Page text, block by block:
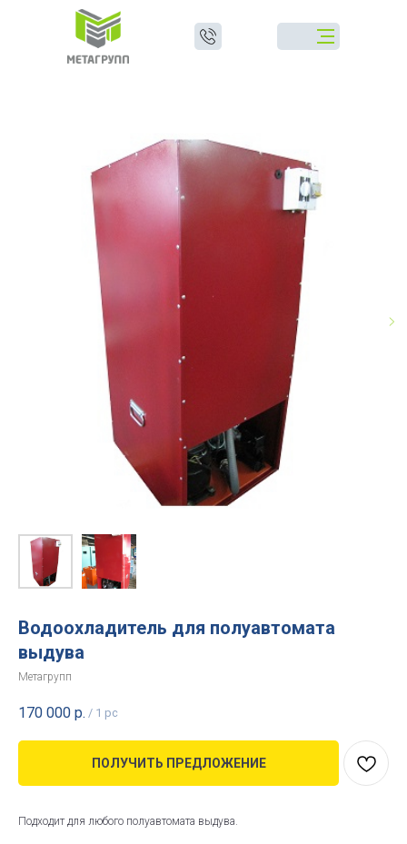
Водоохладитель для полуавтомата
выдува
Метагрупп
170 000 р. / 1 pc
ПОЛУЧИТЬ ПРЕДЛОЖЕНИЕ
Подходит для любого полуавтомата выдува.